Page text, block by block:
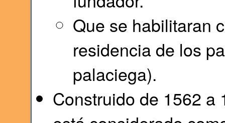
Que se habilitaran
residencia de los
palaciega).
Construido de 1562 a